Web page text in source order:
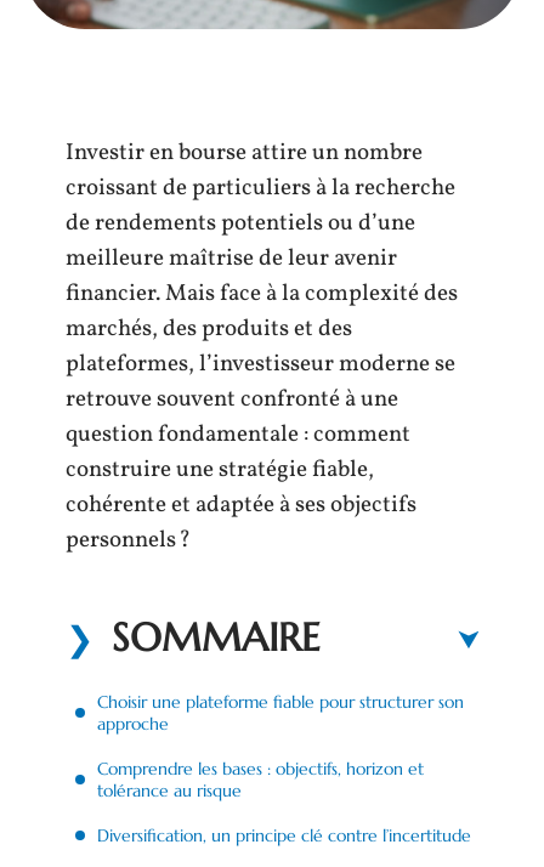
Investir en bourse attire un nombre
croissant de particuliers à la recherche
de rendements potentiels ou d’une
meilleure maîtrise de leur avenir
financier. Mais face à la complexité des
marchés, des produits et des
plateformes, l’investisseur moderne se
retrouve souvent confronté à une
question fondamentale : comment
construire une stratégie fiable,
cohérente et adaptée à ses objectifs
personnels ?
SOMMAIRE
Choisir une plateforme fiable pour structurer son
approche
Comprendre les bases : objectifs, horizon et
tolérance au risque
Diversification, un principe clé contre l’incertitude